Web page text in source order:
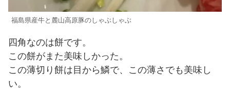
福島県産牛と麓山高原豚のしゃぶしゃぶ
四角なのは餅です。
この餅がまた美味しかった。
この薄切り餅は目から鱗で、この薄さでも美味し
い。